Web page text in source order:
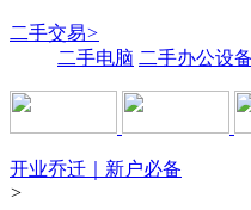
二手交易>
二手电脑 二手办公设备
开业乔迁｜新户必备
>